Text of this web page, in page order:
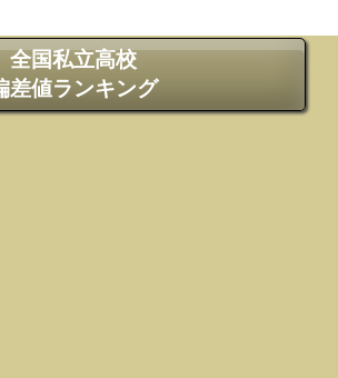
全国私立高校
差値ランキング